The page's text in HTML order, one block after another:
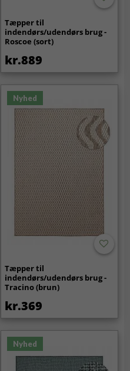
Tæpper til
indendørs/udendørs brug -
Roscoe (sort)
kr.889
Nyhed
Tæpper til
indendørs/udendørs brug -
Tracino (brun)
kr.369
Nyhed